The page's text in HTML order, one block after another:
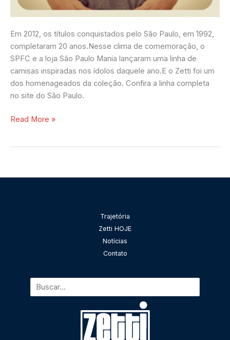
Em 2012, os títulos conquistados pelo São Paulo, em 1992,
completaram 20 anos.Nesse clima de comemoração, o
SPFC e a loja São Paulo Mania lançaram uma linha de
camisas inspiradas nos ídolos daquele ano.E o Zetti foi um
dos homenageados da coleção. Confira a linha completa
no site do São Paulo.
Read More »
Trajetória
Zetti HOJE
Notícias
Contato
Pesquisar